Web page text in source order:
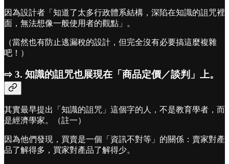
因為設計者「知道了太多行政體系結構，深陷在知識的詛咒裡
面，無法想像一般使用者的觀點」。
（當然也有防止逃漏稅的設計，但完全沒有必要搞這麼複雜
吧！）
⇨ 3. 知識的詛咒也展現在「商品定價／談判」上。
其實最早提出「知識的詛咒」這個字的人，不是教育學者，而
是經濟學家。（註一）
因為他們發現，買賣是一個「資訊不對等」的關係：賣家對產
品了解得多，買家對產品了解得少。